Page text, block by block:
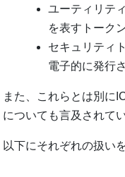
ユーティリテ
を表すトークン
セキュリティ
電子的に発行
また、これらとは別に
についても言及されてい
以下にそれぞれの扱い